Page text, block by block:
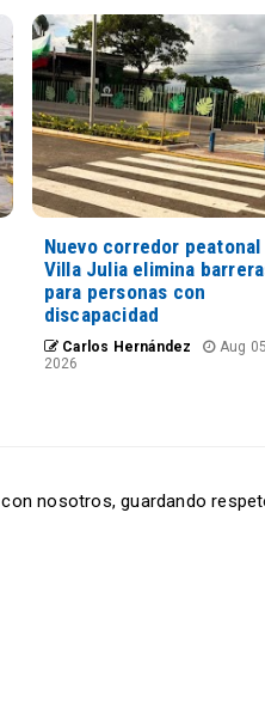
Nuevo corredor peatonal
Villa Julia elimina
para personas con
discapacidad
Carlos Hernández
Aug 05,
2026
nosotros, guardando